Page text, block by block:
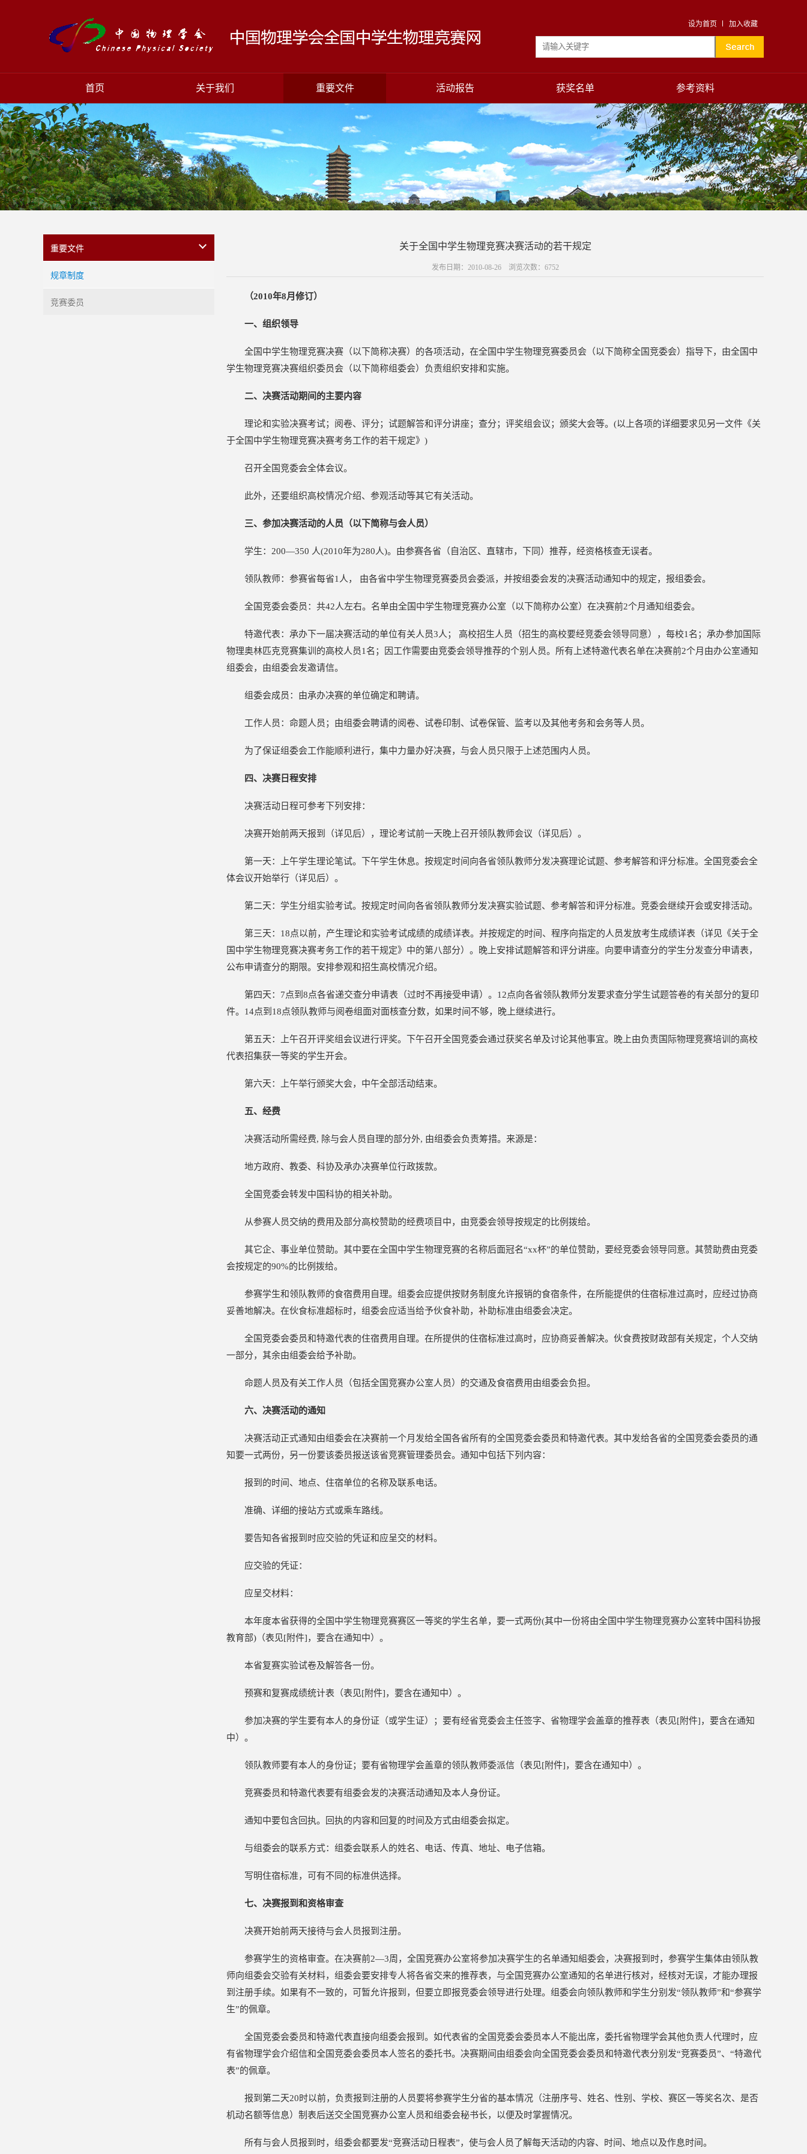
设为首页 加入收藏
首页 关于我们 重要文件 活动报告 获奖名单 参考资料
重要文件
规章制度
竞赛委员
关于全国中学生物理竞赛决赛活动的若干规定
发布日期：2010-08-26 浏览次数： 6752
（2010年8月修订）
一、组织领导
全国中学生物理竞赛决赛（以下简称决赛）的各项活动，在全国中学生物理竞赛委员会（以下简称全国竞委会）指导下，由全国中
学生物理竞赛决赛组织委员会（以下简称组委会）负责组织安排和实施。
二、决赛活动期间的主要内容
理论和实验决赛考试；阅卷、评分；试题解答和评分讲座；查分；评奖组会议；颁奖大会等。(以上各项的详细要求见另一文件《关
于全国中学生物理竞赛决赛考务工作的若干规定》)
召开全国竞委会全体会议。
此外，还要组织高校情况介绍、参观活动等其它有关活动。
三、参加决赛活动的人员（以下简称与会人员）
学生：200—350 人(2010年为280人)。由参赛各省（自治区、直辖市，下同）推荐，经资格核查无误者。
领队教师：参赛省每省1人， 由各省中学生物理竞赛委员会委派，并按组委会发的决赛活动通知中的规定，报组委会。
全国竞委会委员：共42人左右。名单由全国中学生物理竞赛办公室（以下简称办公室）在决赛前2个月通知组委会。
特邀代表：承办下一届决赛活动的单位有关人员3人； 高校招生人员（招生的高校要经竞委会领导同意），每校1名；承办参加国际
物理奥林匹克竞赛集训的高校人员1名；因工作需要由竞委会领导推荐的个别人员。所有上述特邀代表名单在决赛前2个月由办公室通知
组委会，由组委会发邀请信。
组委会成员：由承办决赛的单位确定和聘请。
工作人员：命题人员；由组委会聘请的阅卷、试卷印制、试卷保管、监考以及其他考务和会务等人员。
为了保证组委会工作能顺利进行，集中力量办好决赛，与会人员只限于上述范围内人员。
四、决赛日程安排
决赛活动日程可参考下列安排：
决赛开始前两天报到（详见后），理论考试前一天晚上召开领队教师会议（详见后）。
第一天：上午学生理论笔试。下午学生休息。按规定时间向各省领队教师分发决赛理论试题、参考解答和评分标准。全国竞委会全
体会议开始举行（详见后）。
第二天：学生分组实验考试。按规定时间向各省领队教师分发决赛实验试题、参考解答和评分标准。竞委会继续开会或安排活动。
第三天：18点以前，产生理论和实验考试成绩的成绩详表。并按规定的时间、程序向指定的人员发放考生成绩详表（详见《关于全
国中学生物理竞赛决赛考务工作的若干规定》中的第八部分）。晚上安排试题解答和评分讲座。向要申请查分的学生分发查分申请表，
公布申请查分的期限。安排参观和招生高校情况介绍。
第四天：7点到8点各省递交查分申请表（过时不再接受申请）。12点向各省领队教师分发要求查分学生试题答卷的有关部分的复印
件。14点到18点领队教师与阅卷组面对面核查分数，如果时间不够，晚上继续进行。
第五天：上午召开评奖组会议进行评奖。下午召开全国竞委会通过获奖名单及讨论其他事宜。晚上由负责国际物理竞赛培训的高校
代表招集获一等奖的学生开会。
第六天：上午举行颁奖大会，中午全部活动结束。
五、经费
决赛活动所需经费, 除与会人员自理的部分外, 由组委会负责筹措。来源是：
地方政府、教委、科协及承办决赛单位行政拨款。
全国竞委会转发中国科协的相关补助。
从参赛人员交纳的费用及部分高校赞助的经费项目中，由竞委会领导按规定的比例拨给。
其它企、事业单位赞助。其中要在全国中学生物理竞赛的名称后面冠名“xx杯”的单位赞助，要经竞委会领导同意。其赞助费由竞委
会按规定的90%的比例拨给。
参赛学生和领队教师的食宿费用自理。组委会应提供按财务制度允许报销的食宿条件，在所能提供的住宿标准过高时，应经过协商
妥善地解决。在伙食标准超标时，组委会应适当给予伙食补助，补助标准由组委会决定。
全国竞委会委员和特邀代表的住宿费用自理。在所提供的住宿标准过高时，应协商妥善解决。伙食费按财政部有关规定，个人交纳
一部分，其余由组委会给予补助。
命题人员及有关工作人员（包括全国竞赛办公室人员）的交通及食宿费用由组委会负担。
六、决赛活动的通知
决赛活动正式通知由组委会在决赛前一个月发给全国各省所有的全国竞委会委员和特邀代表。其中发给各省的全国竞委会委员的通
知要一式两份，另一份要该委员报送该省竞赛管理委员会。通知中包括下列内容：
报到的时间、地点、住宿单位的名称及联系电话。
准确、详细的接站方式或乘车路线。
要告知各省报到时应交验的凭证和应呈交的材料。
应交验的凭证：
应呈交材料：
本年度本省获得的全国中学生物理竞赛赛区一等奖的学生名单，要一式两份(其中一份将由全国中学生物理竞赛办公室转中国科协报
教育部)（表见[附件]，要含在通知中）。
本省复赛实验试卷及解答各一份。
预赛和复赛成绩统计表（表见[附件]，要含在通知中）。
参加决赛的学生要有本人的身份证（或学生证）；要有经省竞委会主任签字、省物理学会盖章的推荐表（表见[附件]，要含在通知
中）。
领队教师要有本人的身份证；要有省物理学会盖章的领队教师委派信（表见[附件]，要含在通知中）。
竞赛委员和特邀代表要有组委会发的决赛活动通知及本人身份证。
通知中要包含回执。回执的内容和回复的时间及方式由组委会拟定。
与组委会的联系方式：组委会联系人的姓名、电话、传真、地址、电子信箱。
写明住宿标准，可有不同的标准供选择。
七、决赛报到和资格审查
决赛开始前两天接待与会人员报到注册。
参赛学生的资格审查。在决赛前2—3周，全国竞赛办公室将参加决赛学生的名单通知組委会，决赛报到时，参赛学生集体由领队教
师向组委会交验有关材料，组委会要安排专人将各省交来的推荐表，与全国竞赛办公室通知的名单进行核对，经核对无误，才能办理报
到注册手续。如果有不一致的，可暂允许报到，但要立即报竞委会领导进行处理。组委会向领队教师和学生分别发“领队教师”和“参赛学
生”的佩章。
全国竞委会委员和特邀代表直接向组委会报到。如代表省的全国竞委会委员本人不能出席，委托省物理学会其他负责人代理时，应
有省物理学会介绍信和全国竞委会委员本人签名的委托书。决赛期间由组委会向全国竞委会委员和特邀代表分别发“竞赛委员”、“特邀代
表”的佩章。
报到第二天20时以前，负责报到注册的人员要将参赛学生分省的基本情况（注册序号、姓名、性别、学校、赛区一等奖名次、是否
机动名额等信息）制表后送交全国竞赛办公室人员和组委会秘书长，以便及时掌握情况。
所有与会人员报到时，组委会都要发“竞赛活动日程表”，使与会人员了解每天活动的内容、时间、地点以及作息时间。